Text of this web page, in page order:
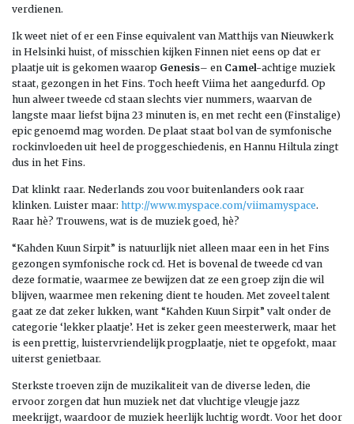
verdienen.
Ik weet niet of er een Finse equivalent van Matthijs van Nieuwkerk
in Helsinki huist, of misschien kijken Finnen niet eens op dat er
plaatje uit is gekomen waarop Genesis– en Camel-achtige muziek
staat, gezongen in het Fins. Toch heeft Viima het aangedurfd. Op
hun alweer tweede cd staan slechts vier nummers, waarvan de
langste maar liefst bijna 23 minuten is, en met recht een (Finstalige)
epic genoemd mag worden. De plaat staat bol van de symfonische
rockinvloeden uit heel de proggeschiedenis, en Hannu Hiltula zingt
dus in het Fins.
Dat klinkt raar. Nederlands zou voor buitenlanders ook raar
klinken. Luister maar: http://www.myspace.com/viimamyspace.
Raar hè? Trouwens, wat is de muziek goed, hè?
“Kahden Kuun Sirpit” is natuurlijk niet alleen maar een in het Fins
gezongen symfonische rock cd. Het is bovenal de tweede cd van
deze formatie, waarmee ze bewijzen dat ze een groep zijn die wil
blijven, waarmee men rekening dient te houden. Met zoveel talent
gaat ze dat zeker lukken, want “Kahden Kuun Sirpit” valt onder de
categorie ‘lekker plaatje’. Het is zeker geen meesterwerk, maar het
is een prettig, luistervriendelijk progplaatje, niet te opgefokt, maar
uiterst genietbaar.
Sterkste troeven zijn de muzikaliteit van de diverse leden, die
ervoor zorgen dat hun muziek net dat vluchtige vleugje jazz
meekrijgt, waardoor de muziek heerlijk luchtig wordt. Voor het door